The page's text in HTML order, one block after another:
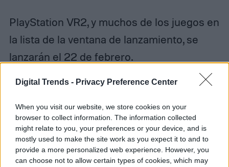
Digital Trends - Privacy Preference Center
When you visit our website, we store cookies on your
browser to collect information. The information collected
might relate to you, your preferences or your device, and is
mostly used to make the site work as you expect it to and to
provide a more personalized web experience. However, you
can choose not to allow certain types of cookies, which may
PlayStation VR2, y muchos de los juegos en
la lista de la ventana de lanzamiento, se
lanzarán el 22 de febrero.
Diego Bastarrica
Senior Editor